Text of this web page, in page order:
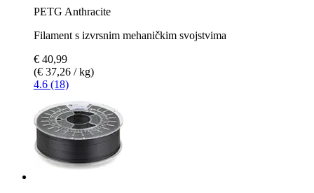
PETG Anthracite
Filament s izvrsnim mehaničkim svojstvima
€ 40,99
(€ 37,26 / kg)
4.6 (18)